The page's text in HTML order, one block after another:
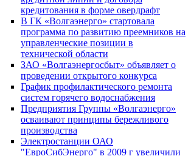
кредитования в форме овердрафт
В ГК «Волгаэнерго» стартовала
программа по развитию преемников на
управленческие позиции в
технической области
ЗАО «Волгаэнергосбыт» объявляет о
проведении открытого конкурса
График профилактического ремонта
систем горячего водоснабжения
Предприятия Группы «Волгаэнерго»
осваивают принципы бережливого
производства
Электростанции ОАО
"ЕвроСибЭнерго" в 2009 г увеличили